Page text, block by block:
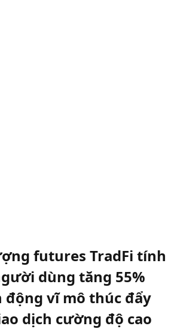
futures TradFi tính
dùng tăng 55%
động vĩ mô thúc đẩy
dịch cường độ cao